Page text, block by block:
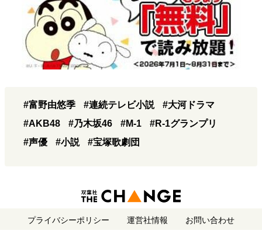
#富野由悠季 #連続テレビ小説
#大河ドラマ
#AKB48
#乃木坂46 #M-1
#R-1グランプリ
#声優
#小説 #宝塚歌劇団
プライバシーポリシー 運営社情報 お問い合わせ